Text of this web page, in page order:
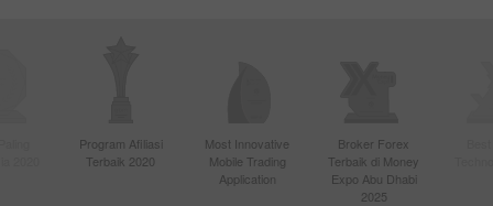
Program Afiliasi
Terbaik 2020
Most Innovative
Mobile Trading
Application
Broker Forex
Terbaik di Money
Expo Abu Dhabi
2025